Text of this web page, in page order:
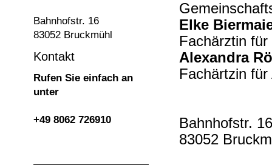
Bahnhofstr. 16
83052 Bruckmühl
Kontakt
Rufen Sie einfach an
unter
+49 8062 726910
Elke
Fachärztin
Alexandra
Fachärtzin
Bahnhofstr. 16
83052